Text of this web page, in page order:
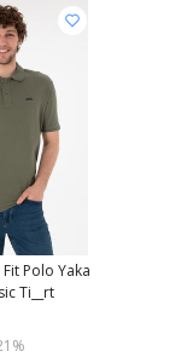
Polo Yaka
Ti__rt